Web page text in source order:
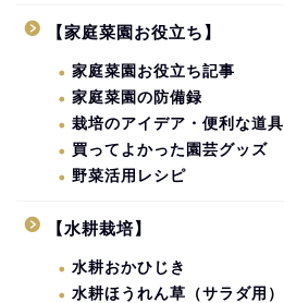
【家庭菜園お役立ち】
家庭菜園お役立ち記事
家庭菜園の防備録
栽培のアイデア・便利な道具
買ってよかった園芸グッズ
野菜活用レシピ
【水耕栽培】
水耕おかひじき
水耕ほうれん草（サラダ用）